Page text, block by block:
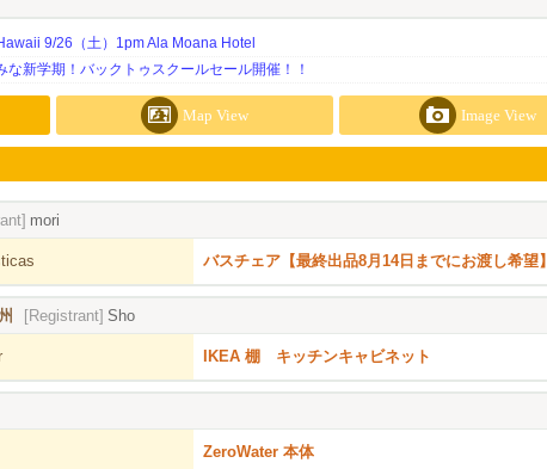
9/26（土）1pm Ala Moana Hotel
な新学期！バックトゥスクールセール開催！！
Map View Image View
mori
バスチェア【最終出品8月14日までにお渡し希望】
[Registrant] Sho
IKEA 棚 キッチンキャビネット
ZeroWater 本体